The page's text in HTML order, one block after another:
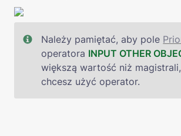
Należy pamiętać, aby pole
operatora INPUT OTHER
większą wartość niż
chcesz użyć operator.